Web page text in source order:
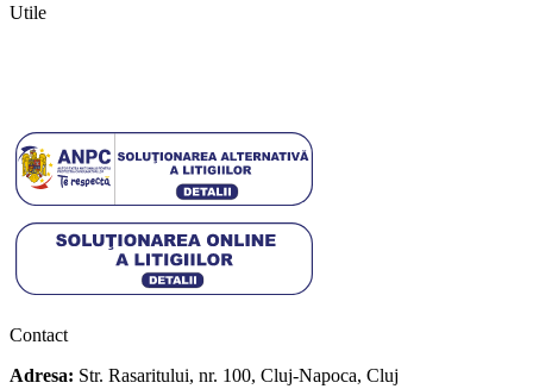
Utile
Contact
Adresa: Str. Rasaritului, nr. 100, Cluj-Napoca, Cluj